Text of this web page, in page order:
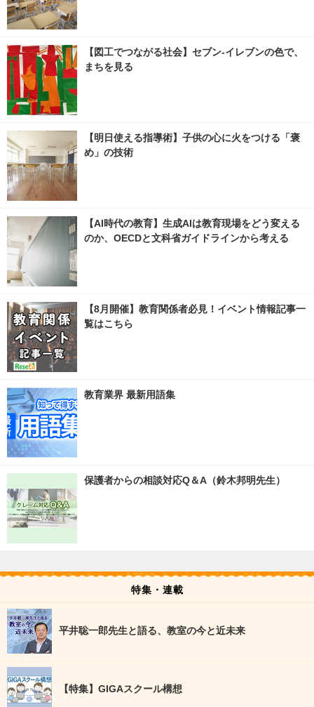
【図工でつながる社会】セブン‐イレブンの色で、
まちを見る
【明日使える指導術】子供の心に火をつける「褒
め」の技術
【AI時代の教育】生成AIは教育現場をどう変える
のか、OECDと文科省ガイドラインから考える
【8月開催】教育関係者必見！イベント情報記事一
覧はこちら
教育業界 最新用語集
保護者からの相談対応Q＆A（鈴木邦明先生）
特集・連載
平井聡一郎先生と語る、教室の今と近未来
【特集】GIGAスクール構想